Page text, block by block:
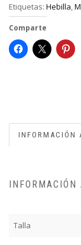
Etiquetas: Hebilla,
Comparte
INFORMACIÓN
Talla